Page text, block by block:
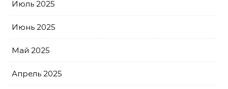
Июль 2025
Июнь 2025
Май 2025
Апрель 2025